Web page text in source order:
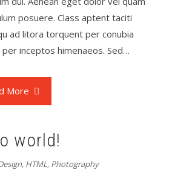
posuere. Class aptent taciti
ad litora torquent per conubia
inceptos himenaeos. Sed…
More
world!
, HTML, Photography